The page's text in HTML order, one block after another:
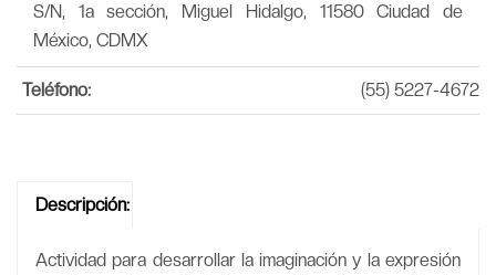
S/N, 1a sección, Miguel Hidalgo, 11580 Ciudad de
México, CDMX
Teléfono: (55) 5227-4672
Descripción:
Actividad para desarrollar la imaginación y la expresión